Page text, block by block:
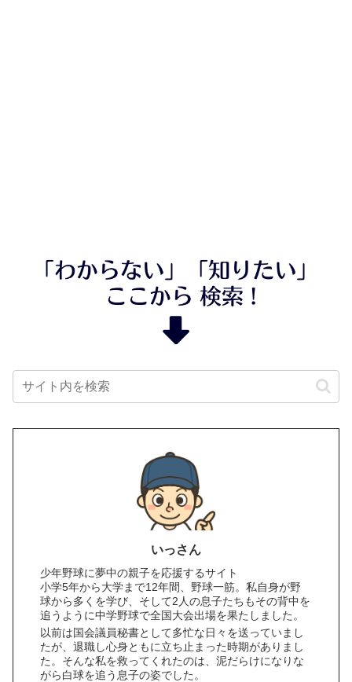
いっさん
少年野球に夢中の親子を応援するサイト
小学5年から大学まで12年間、野球一筋。私自身が野
球から多くを学び、そして2人の息子たちもその背中を
追うように中学野球で全国大会出場を果たしました。
以前は国会議員秘書として多忙な日々を送っていまし
たが、退職し心身ともに立ち止まった時期がありまし
た。そんな私を救ってくれたのは、泥だらけになりな
がら白球を追う息子の姿でした。